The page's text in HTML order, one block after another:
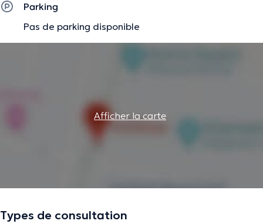
Parking
Pas de parking disponible
Afficher la carte
Types de consultation